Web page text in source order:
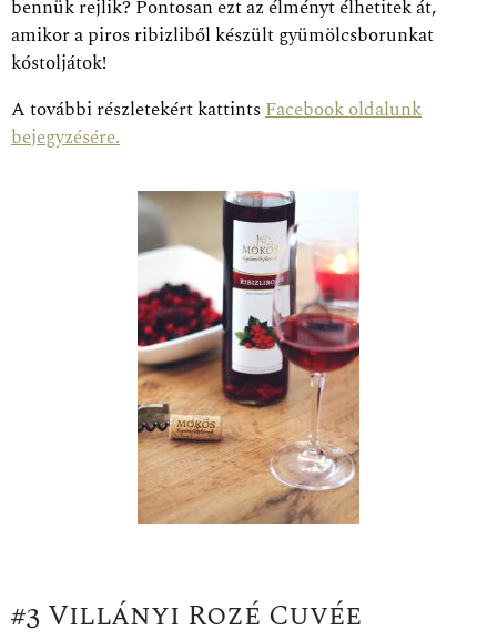
bennük rejlik? Pontosan ezt az élményt élhetitek át,
amikor a piros ribizliből készült gyümölcsborunkat
kóstoljátok!
A további részletekért kattintsFacebook oldalunk
bejegyzésére.
#3 Villányi Rozé Cuvée